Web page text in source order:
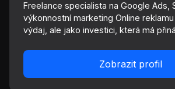
Freelance specialista na Google Ads,
výkonnostní marketing Online
výdaj, ale jako investici, která má
Zobrazit profil